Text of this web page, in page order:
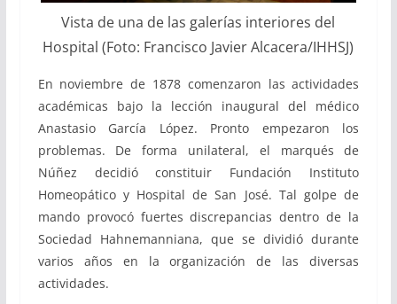
Vista de una de las galerías interiores del
Hospital (Foto: Francisco Javier Alcacera/IHHSJ)
En noviembre de 1878 comenzaron las actividades
académicas bajo la lección inaugural del médico
Anastasio García López. Pronto empezaron los
problemas. De forma unilateral, el marqués de
Núñez decidió constituir Fundación Instituto
Homeopático y Hospital de San José. Tal golpe de
mando provocó fuertes discrepancias dentro de la
Sociedad Hahnemanniana, que se dividió durante
varios años en la organización de las diversas
actividades.